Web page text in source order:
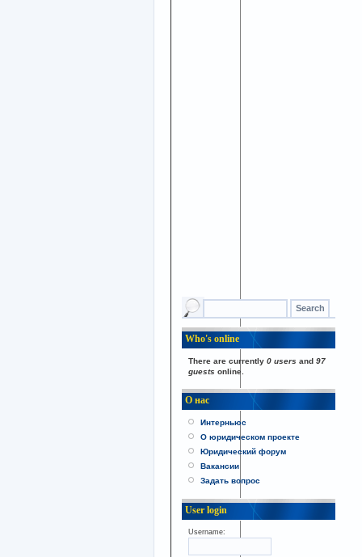
Who's online
There are currently 0 users and 97
guests online.
О нас
Интерньюс
О юридическом проекте
Юридический форум
Вакансии
Задать вопрос
User login
Username: